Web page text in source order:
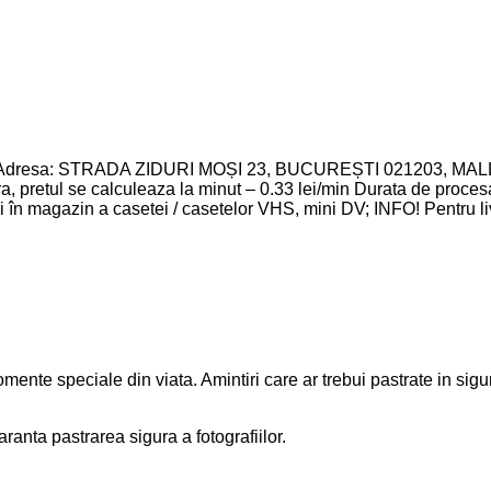
speciale din viata. Amintiri care ar trebui pastrate in
pastrarea sigura a fotografiilor.